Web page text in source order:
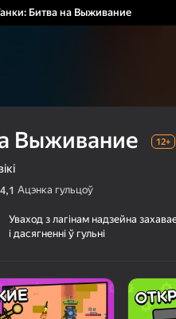
Битва на Выживание
Выживание
Горыныч
Выживание 12+
4,1 Ацэнка гульцоў
Уваход з лагінам надзейна
і дасягненні ў гульні